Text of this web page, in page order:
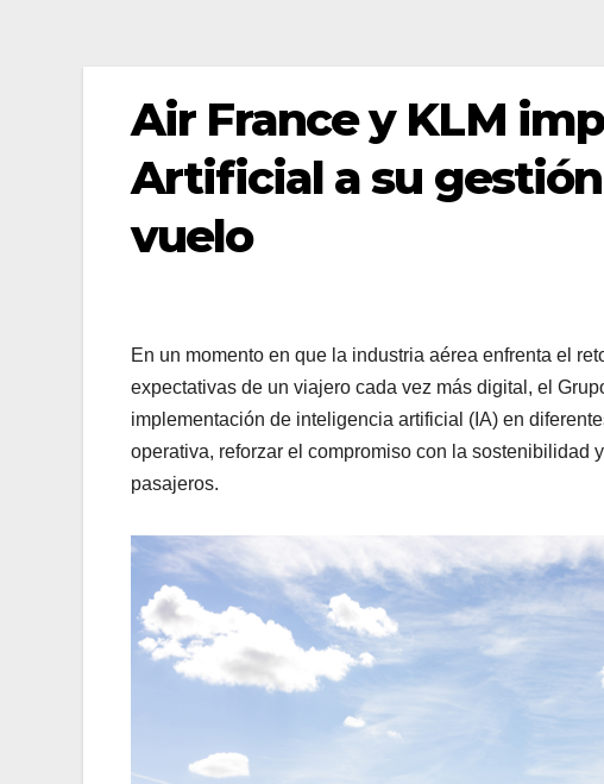
Air France y KLM
Artificial a su
vuelo
En un momento en que la industria aérea enfrenta el
expectativas de un viajero cada vez más digital, el
implementación de inteligencia artificial (IA) en
operativa, reforzar el compromiso con la sostenibilidad
pasajeros.